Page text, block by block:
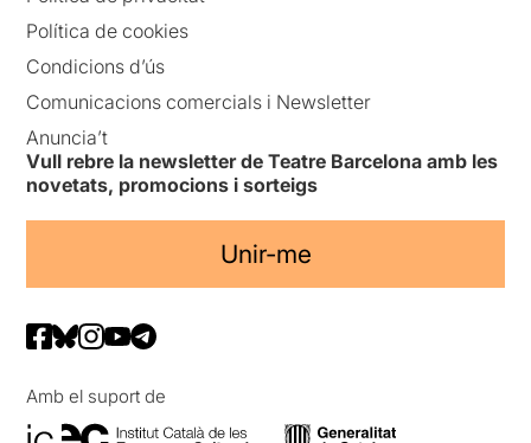
Política de cookies
Condicions d’ús
Comunicacions comercials i Newsletter
Anuncia’t
Vull rebre la newsletter de Teatre Barcelona amb les
novetats, promocions i sorteigs
Unir-me
Amb el suport de